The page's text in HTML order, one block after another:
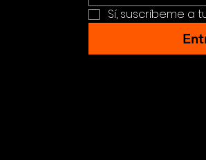
Sí, suscríbeme a